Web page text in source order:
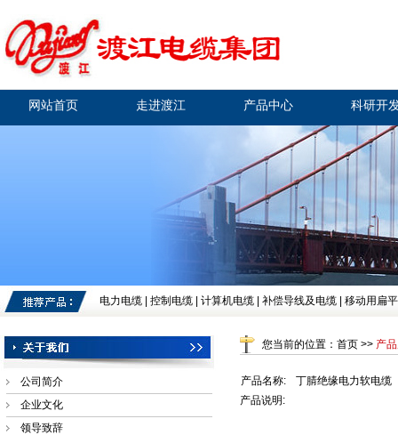
网站首页 走进渡江 产品中心 科研开
电力电缆 控制电缆 计算机电缆 补偿导线及电缆 移动用扁
公司简介
企业文化
领导致辞
您当前的位置：首页 >> 产
产品名称:
丁腈绝缘电力软电缆
产品说明: